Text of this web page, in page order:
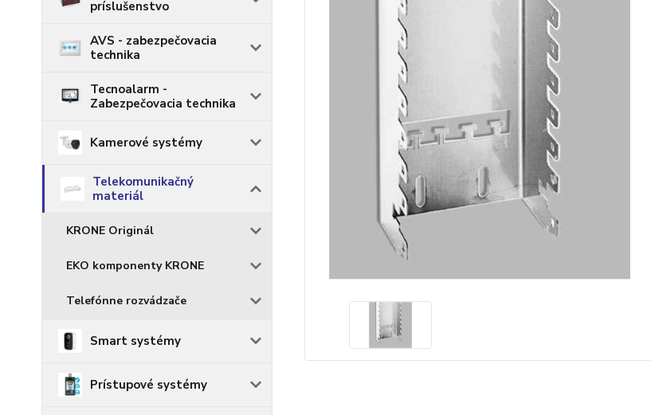
príslušenstvo
AVS - zabezpečovacia
technika
Tecnoalarm -
Zabezpečovacia technika
Kamerové systémy
Telekomunikačný
materiál
KRONE Originál
EKO komponenty KRONE
Telefónne rozvádzače
Smart systémy
Prístupové systémy